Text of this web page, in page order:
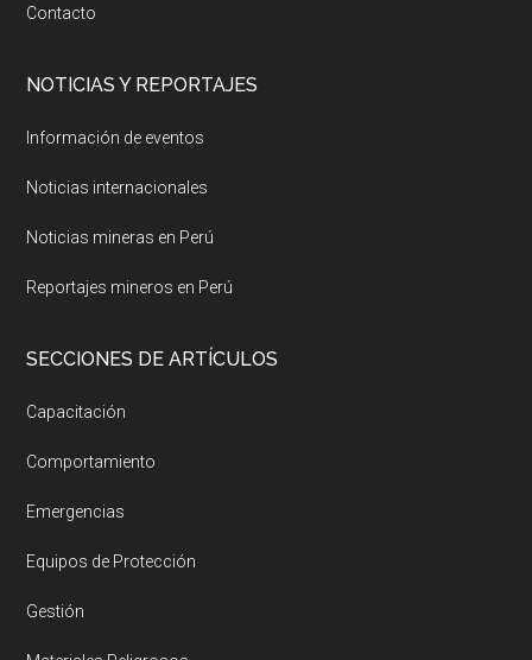
Contacto
NOTICIAS Y REPORTAJES
Información de eventos
Noticias internacionales
Noticias mineras en Perú
Reportajes mineros en Perú
SECCIONES DE ARTÍCULOS
Capacitación
Comportamiento
Emergencias
Equipos de Protección
Gestión